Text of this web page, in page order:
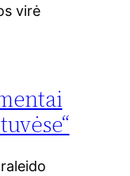
virė